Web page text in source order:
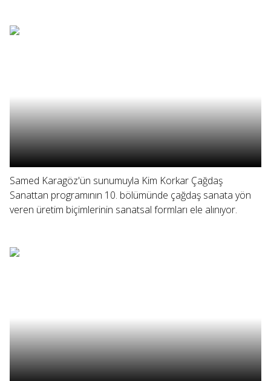
Samed Karagöz'ün sunumuyla Kim Korkar Çağdaş
Sanattan programının 10. bölümünde çağdaş sanata yön
veren üretim biçimlerinin sanatsal formları ele alınıyor.